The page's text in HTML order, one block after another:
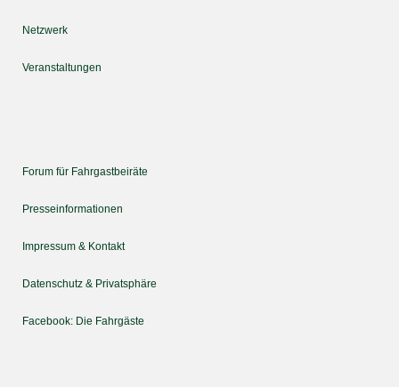
Netzwerk
Veranstaltungen
Forum für Fahrgastbeiräte
Presseinformationen
Impressum & Kontakt
Datenschutz & Privatsphäre
Facebook: Die Fahrgäste